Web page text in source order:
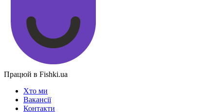
Працюй в Fishki.ua
Хто ми
Вакансії
Контакти